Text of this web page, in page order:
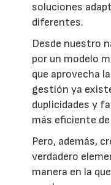
soluciones
diferentes.
Desde nuestro
por un modelo
que aprovecha
gestión ya
duplicidades y
más eficiente
Pero, además,
verdadero
manera en la